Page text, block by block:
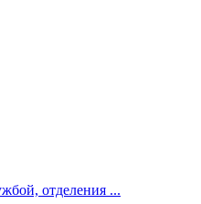
отделения ...